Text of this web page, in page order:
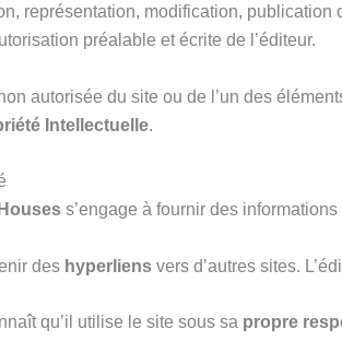
représentation, modification,
préalable et écrite de l’éditeur.
autorisée du site ou de l’un des
Intellectuelle.
s’engage à fournir des
des hyperliens vers d’autres sites.
qu’il utilise le site sous sa propre